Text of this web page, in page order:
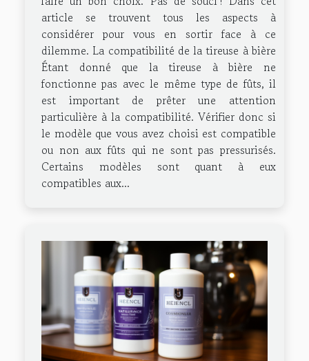
article se trouvent tous les aspects à
considérer pour vous en sortir face à ce
dilemme. La compatibilité de la tireuse à bière
Étant donné que la tireuse à bière ne
fonctionne pas avec le même type de fûts, il
est important de prêter une attention
particulière à la compatibilité. Vérifier donc si
le modèle que vous avez choisi est compatible
ou non aux fûts qui ne sont pas pressurisés.
Certains modèles sont quant à eux
compatibles aux...